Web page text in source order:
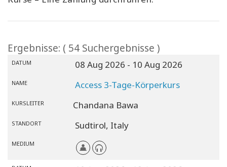
Ergebnisse: ( 54 Suchergebnisse )
DATUM 08 Aug 2026 - 10 Aug 2026
NAME Access 3-Tage-Körperkurs
KURSLEITER Chandana Bawa
STANDORT Sudtirol, Italy
MEDIUM